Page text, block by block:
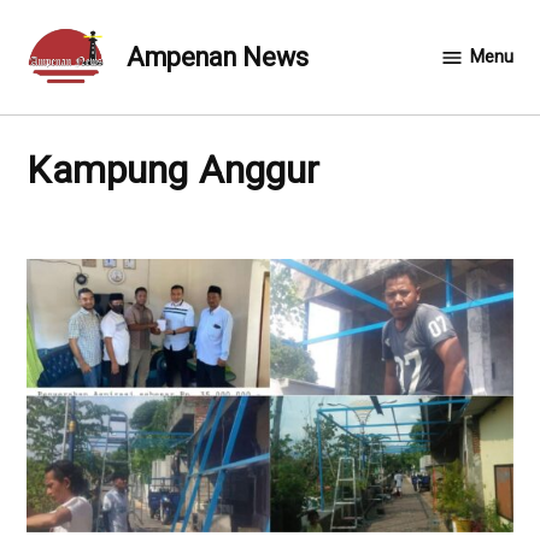
content
Ampenan News Menu
Kampung Anggur